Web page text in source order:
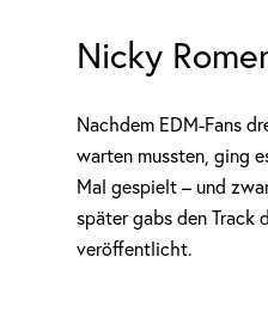
Nicky
Nachdem EDM-Fans
warten mussten, ging
Mal gespielt – und
später gabs den Track
veröffentlicht.